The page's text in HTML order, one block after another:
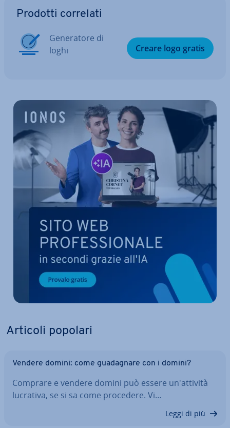
Prodotti correlati
Ge­ne­ra­to­re di
loghi
Creare logo gratis
Articoli popolari
Vendere domini: come gua­da­gna­re con i domini?
Comprare e vendere domini può essere un'at­ti­vi­tà
lucrativa, se si sa come procedere. Vi…
Leggi di più